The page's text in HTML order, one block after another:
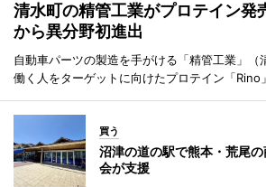
清水町の精管工業がプロテイン発
から異分野初進出
自動車パーツの製造を手がける「精管工業」（
働く人をターゲットに向けたプロテイン「Rino
買う
沼津の道の駅で熊本・荒尾
会が支援